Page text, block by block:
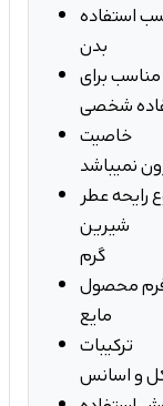
استفاده
بدن
مناسب برای
شخصی
خاصیت
نمیباشد
رایحه عطر
شیرین
گرم
محصول
مایع
ترکیبات
و اسانس